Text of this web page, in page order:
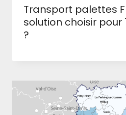
Transport palettes
solution choisir pour
?